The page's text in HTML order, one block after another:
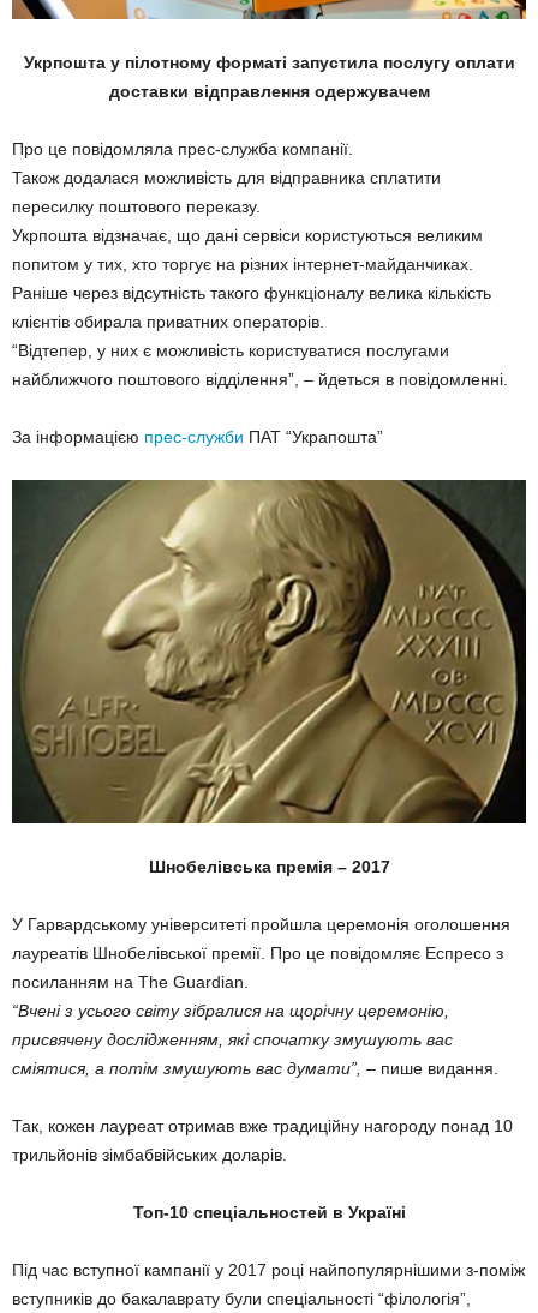
Укрпошта у пілотному форматі запустила послугу оплати
доставки відправлення одержувачем
Про це повідомляла прес-служба компанії.
Також додалася можливість для відправника сплатити
пересилку поштового переказу.
Укрпошта відзначає, що дані сервіси користуються великим
попитом у тих, хто торгує на різних інтернет-майданчиках.
Раніше через відсутність такого функціоналу велика кількість
клієнтів обирала приватних операторів.
“Відтепер, у них є можливість користуватися послугами
найближчого поштового відділення”, – йдеться в повідомленні.
За інформацією прес-служби ПАТ “Украпошта”
Шнобелівська премія – 2017
У Гарвардському університеті пройшла церемонія оголошення
лауреатів Шнобелівської премії. Про це повідомляє Еспресо з
посиланням на The Guardian.
“Вчені з усього світу зібралися на щорічну церемонію,
присвячену дослідженням, які спочатку змушують вас
сміятися, а потім змушують вас думати”, – пише видання.
Так, кожен лауреат отримав вже традиційну нагороду понад 10
трильйонів зімбабвійських доларів.
Топ-10 спеціальностей в Україні
Під час вступної кампанії у 2017 році найпопулярнішими з-поміж
вступників до бакалаврату були спеціальності “філологія”,